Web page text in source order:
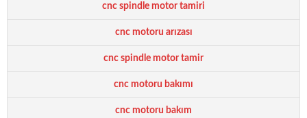
cnc spindle motor tamiri
cnc motoru arızası
cnc spindle motor tamir
cnc motoru bakımı
cnc motoru bakım